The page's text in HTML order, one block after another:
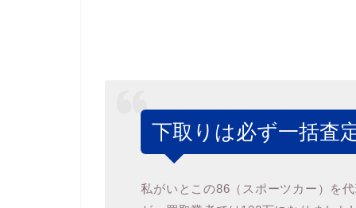
下取りは必ず一括査
私がいとこの86（スポーツカー）を